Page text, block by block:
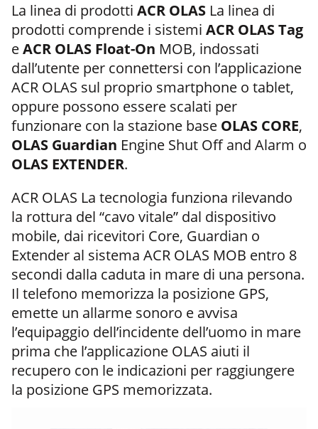
La linea di prodotti ACR OLAS La linea di
prodotti comprende i sistemi ACR OLAS Tag
eACR OLAS Float-On MOB, indossati
dall’utente per connettersi con l’applicazione
ACR OLAS sul proprio smartphone o tablet,
oppure possono essere scalati per
funzionare con la stazione base OLAS CORE,
OLAS Guardian Engine Shut Off and Alarm o
OLAS EXTENDER.
ACR OLAS La tecnologia funziona rilevando
la rottura del “cavo vitale” dal dispositivo
mobile, dai ricevitori Core, Guardian o
Extender al sistema ACR OLAS MOB entro 8
secondi dalla caduta in mare di una persona.
Il telefono memorizza la posizione GPS,
emette un allarme sonoro e avvisa
l’equipaggio dell’incidente dell’uomo in mare
prima che l’applicazione OLAS aiuti il
recupero con le indicazioni per raggiungere
la posizione GPS memorizzata.